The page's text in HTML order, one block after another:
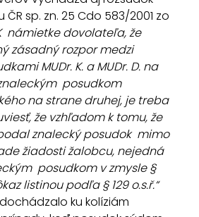
sp. zn. 25 Cdo 583/2001 zo
námietke dovolateľa, že
zásadný rozpor medzi
MUDr. K. a MUDr. D. na
posudkom
na strane druhej, je treba
že vzhľadom k tomu, že
znalecký posudok  mimo
žiadosti žalobcu, nejedná
posudkom v zmysle §
listinou podľa § 129 o.s.ř.“
ku kolíziám